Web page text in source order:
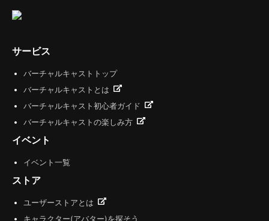
サービス
バーチャルキャストトップ
バーチャルキャストとは
バーチャルキャスト初心者ガイド
バーチャルキャストの楽しみ方
イベント
イベント一覧
ストア
ユーザーストアとは
キャラクター(アバター)を探そう